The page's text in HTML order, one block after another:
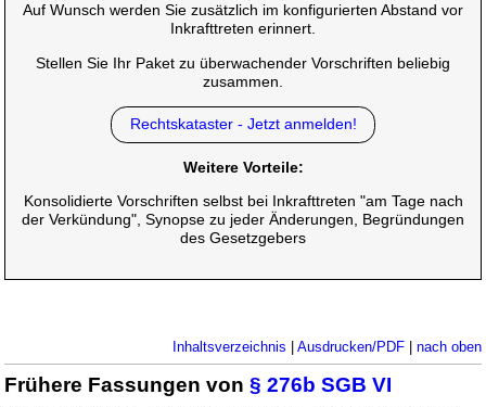
Auf Wunsch werden Sie zusätzlich im konfigurierten Abstand vor
Inkrafttreten erinnert.
Stellen Sie Ihr Paket zu überwachender Vorschriften beliebig
zusammen.
Rechtskataster - Jetzt anmelden!
Weitere Vorteile:
Konsolidierte Vorschriften selbst bei Inkrafttreten "am Tage nach
der Verkündung", Synopse zu jeder Änderungen, Begründungen
des Gesetzgebers
Inhaltsverzeichnis Ausdrucken/PDF| nach oben
Frühere Fassungen von§ 276b SGB VI